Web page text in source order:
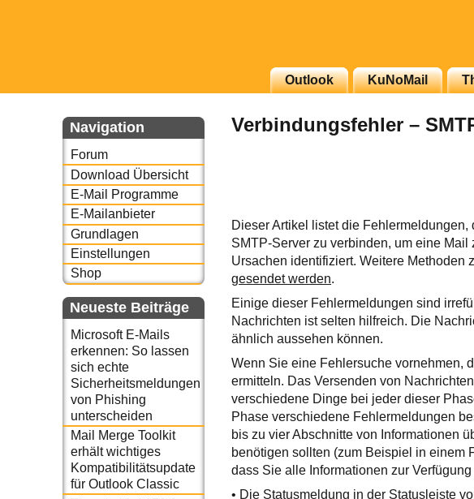
Outlook KuNoMail
Navigation
Forum
Download Übersicht
E-Mail Programme
E-Mailanbieter
Grundlagen
Einstellungen
Shop
Neueste Beiträge
Microsoft E-Mails
erkennen: So lassen
sich echte
Sicherheitsmeldungen
von Phishing
unterscheiden
Mail Merge Toolkit
erhält wichtiges
Kompatibilitätsupdate
für Outlook Classic
Verbindungsfehler –
Dieser Artikel listet die
SMTP-Server zu verbinden, um eine
Ursachen identifiziert. Weitere Methoden
gesendet werden.
Einige dieser Fehlermeldungen sind
Nachrichten ist selten hilfreich. Die
ähnlich aussehen können.
Wenn Sie eine Fehlersuche vornehmen,
ermitteln. Das Versenden von
verschiedene Dinge bei jeder dieser
Phase verschiedene Fehlermeldungen
bis zu vier Abschnitte von Informationen
benötigen sollten (zum Beispiel in einem
dass Sie alle Informationen zur
• Die Statusmeldung in der Statusleiste
Newsletter
Email für Sie
oder auch